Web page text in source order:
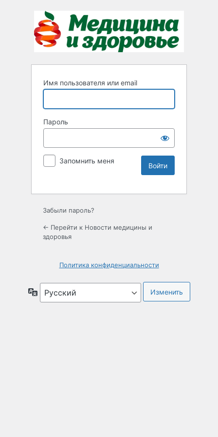
Имя пользователя или email
Пароль
Запомнить меня
Забыли пароль?
← Перейти к Новости медицины и
здоровья
Политика конфиденциальности
Язык